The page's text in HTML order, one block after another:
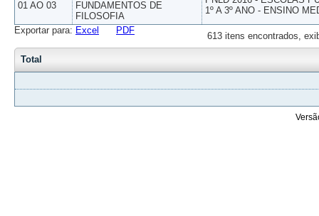
01 AO 03
FUNDAMENTOS DE
FILOSOFIA
1º A 3º ANO - ENSINO
613 itens encontrados,
Exportar para: Excel PDF
Total